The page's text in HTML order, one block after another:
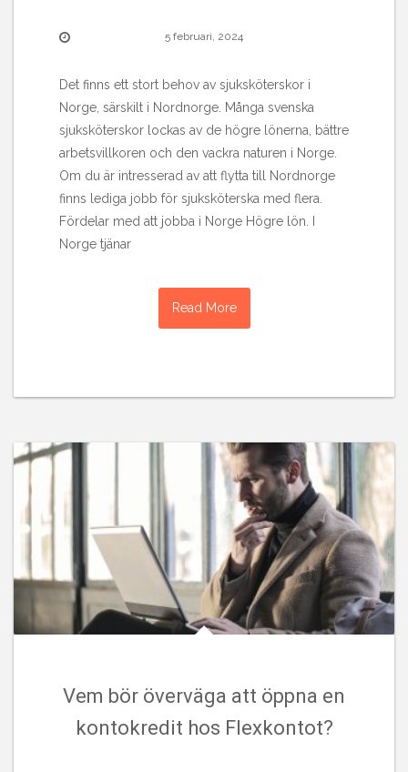
5 februari, 2024
Det finns ett stort behov av sjuksköterskor i
Norge, särskilt i Nordnorge. Många svenska
sjuksköterskor lockas av de högre lönerna, bättre
arbetsvillkoren och den vackra naturen i Norge.
Om du är intresserad av att flytta till Nordnorge
finns lediga jobb för sjuksköterska med flera.
Fördelar med att jobba i Norge Högre lön. I
Norge tjänar
Read More
Vem bör överväga att öppna en
kontokredit hos Flexkontot?